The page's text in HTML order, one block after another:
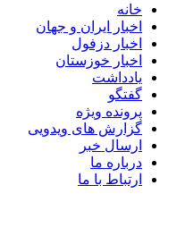
خانه
اخبار ایران و جهان
اخبار دزفول
اخبار خوزستان
یادداشت
گفتگو
پرونده ویژه
گزارش های ویدویی
ارسال خبر
درباره ما
ارتباط با ما